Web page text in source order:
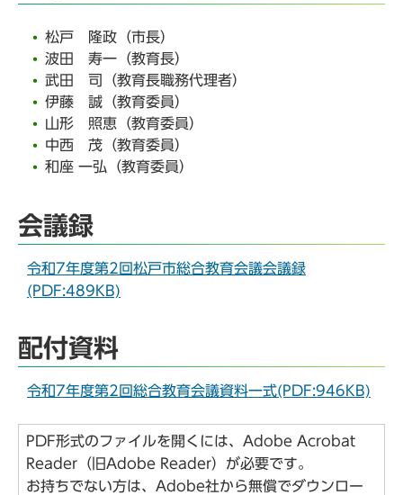
松戸 隆政（市長）
波田 寿一（教育長）
武田 司（教育長職務代理者）
伊藤 誠（教育委員）
山形 照恵（教育委員）
中西 茂（教育委員）
和座 一弘（教育委員）
会議録
令和7年度第2回松戸市総合教育会議会議録
(PDF:489KB)
配付資料
令和7年度第2回総合教育会議資料一式(PDF:946KB)
PDF形式のファイルを開くには、Adobe Acrobat
Reader（旧Adobe Reader）が必要です。
お持ちでない方は、Adobe社から無償でダウンロー